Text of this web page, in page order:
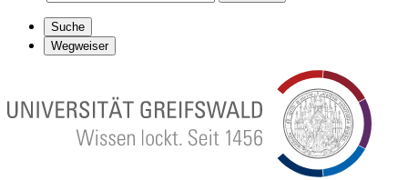
Suche
Wegweiser